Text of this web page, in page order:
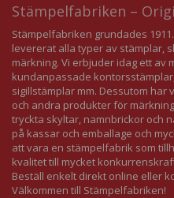
Stämpelfabriken –
Stämpelfabriken grundades
levererat alla typer av stämplar,
märkning. Vi erbjuder idag ett
kundanpassade
sigillstämplar mm. Dessutom har
och andra produkter för
tryckta skyltar, namnbrickor och
på kassar och emballage och
att vara en stämpelfabrik som
kvalitet till mycket
Beställ enkelt direkt online eller
Välkommen till Stämpelfabriken!